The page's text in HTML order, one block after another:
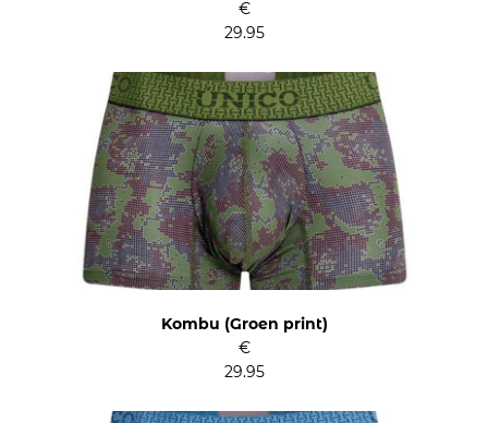
€
29.95
Kombu (Groen print)
€
29.95